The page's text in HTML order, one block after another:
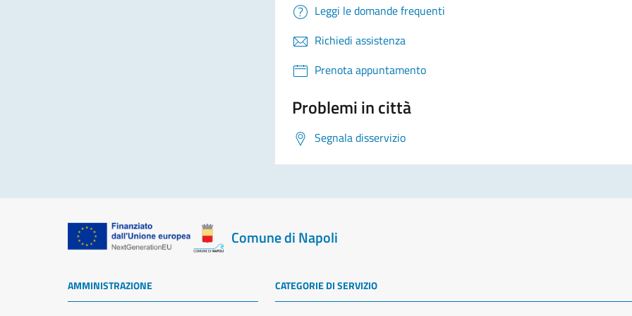
Leggi le domande frequenti
Richiedi assistenza
Prenota appuntamento
Problemi in città
Segnala disservizio
Comune di Napoli
AMMINISTRAZIONE CATEGORIE DI SERVIZIO